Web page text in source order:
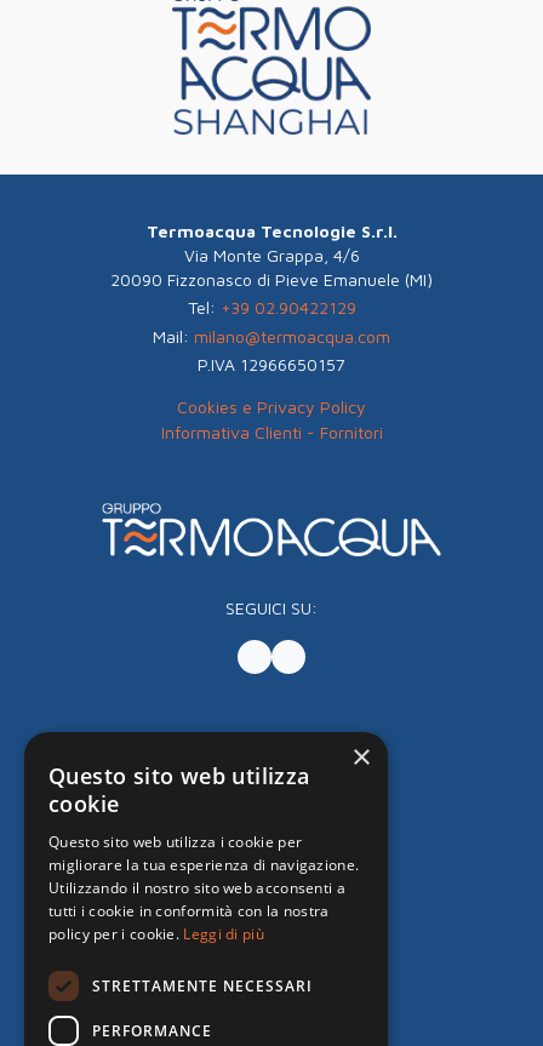
Termoacqua Tecnologie S.r.l.
Via Monte Grappa, 4/6
20090 Fizzonasco di Pieve Emanuele (MI)
Tel: +39 02.90422129
Mail: milano@termoacqua.com
P.IVA 12966650157
Cookies e Privacy Policy
Informativa Clienti - Fornitori
SEGUICI SU:
×
Questo sito web utilizza
cookie
Questo sito web utilizza i cookie per
migliorare la tua esperienza di navigazione.
Utilizzando il nostro sito web acconsenti a
tutti i cookie in conformità con la nostra
policy per i cookie. Leggi di più
STRETTAMENTE NECESSARI
PERFORMANCE